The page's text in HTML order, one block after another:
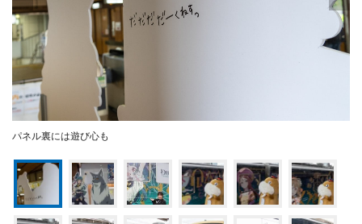
パネル裏には遊び心も